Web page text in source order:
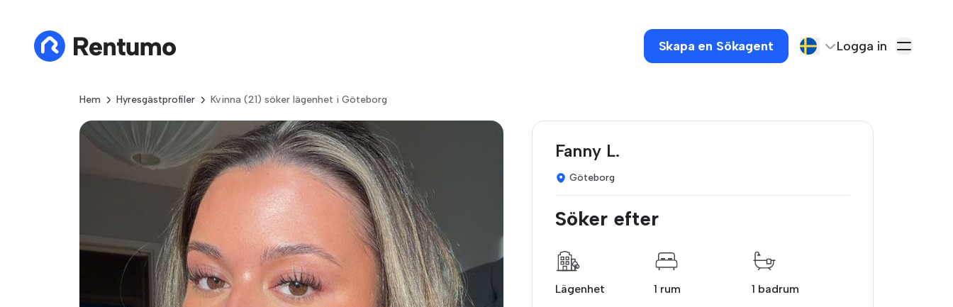
Skapa en Sökagent Logga in
Hem Hyresgästprofiler Kvinna (21) söker lägenhet i Göteborg
Fanny L.
Göteborg
Söker efter
Lägenhet 1 rum 1 badrum